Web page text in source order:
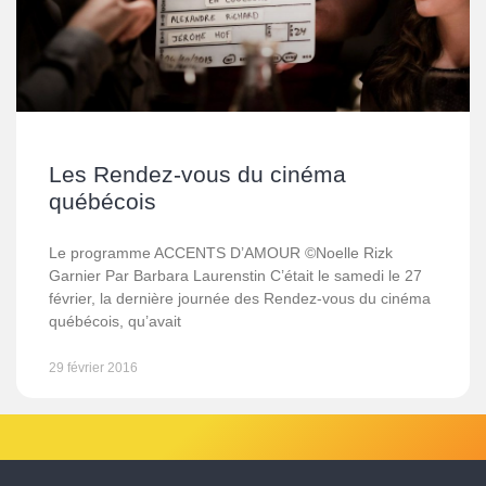
Les Rendez-vous du cinéma
québécois
Le programme ACCENTS D’AMOUR ©Noelle Rizk
Garnier Par Barbara Laurenstin C’était le samedi le 27
février, la dernière journée des Rendez-vous du cinéma
québécois, qu’avait
29 février 2016